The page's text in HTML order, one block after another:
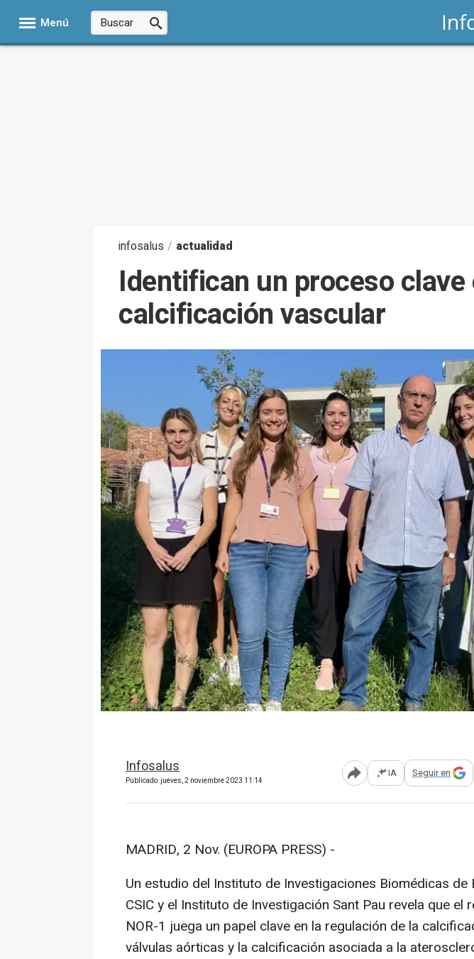
Menú
infosalus / actualidad
Identifican un proceso
calcificación vascular
Infosalus
Publicado: jueves, 2 noviembre 2023 11:14 Abrir opciones para
IA Seguir en
MADRID, 2 Nov. (EUROPA PRESS) -
Un estudio del Instituto de Investigaciones Biomédicas de
CSIC y el Instituto de Investigación Sant Pau revela que el
NOR-1 juega un papel clave en la regulación de la
válvulas aórticas y la calcificación asociada a la